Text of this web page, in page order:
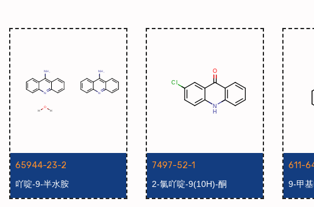
65944-23-2
吖啶-9-半水胺
7497-52-1
2-氯吖啶-9(10H)-酮
611-
9-甲